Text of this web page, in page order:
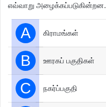
எவ்வாறு அழைக்கப்படுகின்றன.
A கிராமங்கள்
B ஊரகப் பகுதிகள்
C நகர்ப்பகுதி